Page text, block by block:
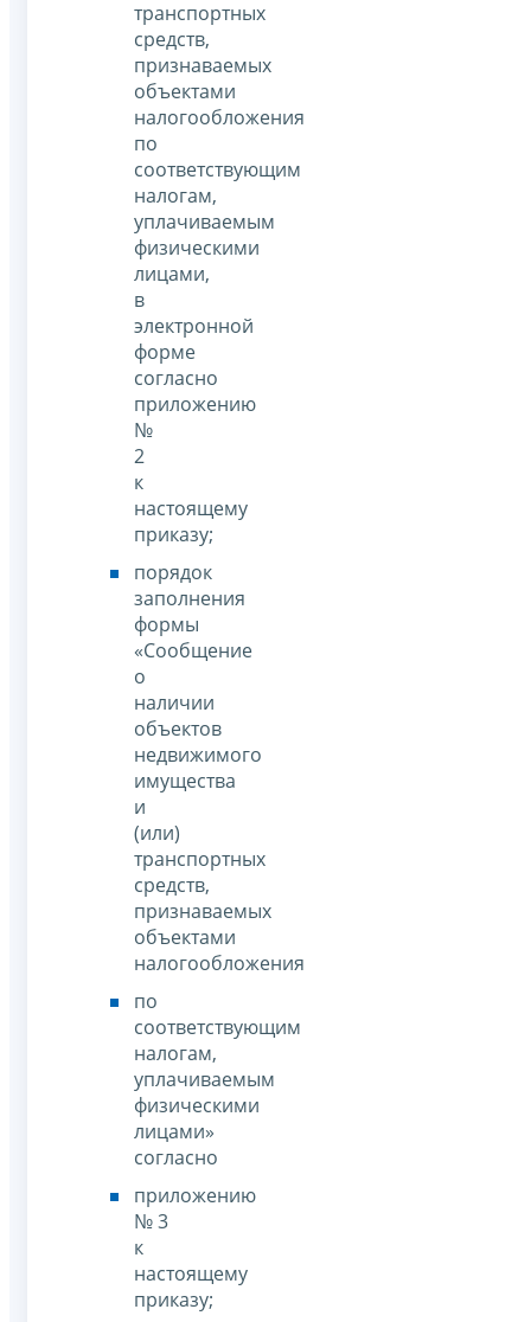
транспортных
средств,
признаваемых
объектами
налогообложения
по
соответствующим
налогам,
уплачиваемым
физическими
лицами,
в
электронной
форме
согласно
приложению
№
2
к
настоящему
приказу;
порядок
заполнения
формы
«Сообщение
о
наличии
объектов
недвижимого
имущества
и
(или)
транспортных
средств,
признаваемых
объектами
налогообложения
по
соответствующим
налогам,
уплачиваемым
физическими
лицами»
согласно
приложению
№ 3
к
настоящему
приказу;